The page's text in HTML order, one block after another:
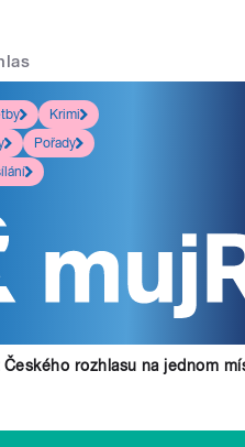
Krimi
Pořady
rozhlasu na jednom